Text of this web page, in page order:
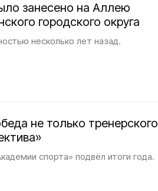
занесено на Аллею
городского округа
несколько лет назад.
не только тренерского
спорта» подвёл итоги года.